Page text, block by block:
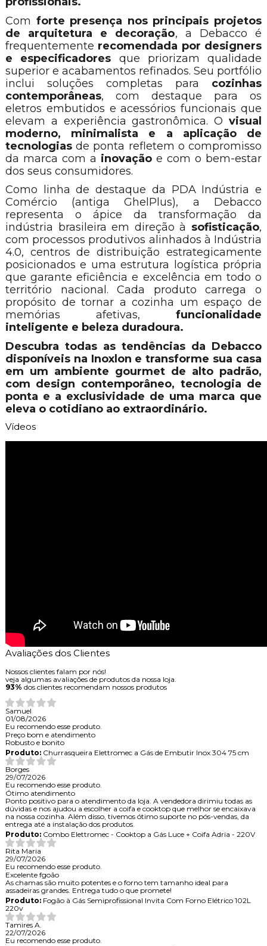
Com forte presença nos principais projetos
de arquitetura e decoração, a Debacco é
frequentemente recomendada por designers
e especificadores que priorizam qualidade
superior e acabamentos refinados. Seu portfólio
inclui soluções completas para cozinhas
contemporâneas, com destaque para os
eletros embutidos e acessórios funcionais que
elevam a experiência gastronômica. Ovisual
moderno, minimalista e a aplicação de
tecnologiasde ponta refletem o compromisso
da marca com a inovação e com o bem-estar
dos seus consumidores.
Como linha de destaque da PDA Indústria e
Comércio (antiga GhelPlus), a Debacco
representa o ápice da transformação da
indústria brasileira em direção à sofisticação,
com processos produtivos alinhados à Indústria
4.0, centros de distribuição estrategicamente
posicionados e uma estrutura logística própria
que garante eficiência e excelência em todo o
território nacional. Cada produto carrega o
propósito de tornar a cozinha um espaço de
memórias afetivas, funcionalidade
inteligente e beleza duradoura.
Descubra todas as tendências da Debacco
disponíveis na Inoxlon e transforme sua casa
em um ambiente gourmet de alto padrão,
com design contemporâneo, tecnologia de
ponta e a exclusividade de uma marca que
eleva o cotidiano ao extraordinário.
Vídeos
Avaliações dos Clientes
Nossos clientes falam por nós!
veja algumas avaliações de produtos da nossa loja.
93% dos clientes recomendam nossos produtos
Samuel
01/08/2026
Eu recomendo esse produto.
Preço bom e atendimento
Robusto e bonito
Produto:Churrasqueira Elettromec a Gás de Embutir Inox 304 75 cm
Borges
29/07/2026
Eu recomendo esse produto.
Ótimo atendimento
Ponto positivo para o atendimento da loja. A vendedora dirimiu todas as
dúvidas e nos ajudou a escolher a coifa e cooktop que melhor se encaixava
na nossa cozinha. Além disso, tivemos ótimo suporte no pós-vendas, da
entrega até a instalação dos produtos.
Produto:Combo Elettromec - Cooktop a Gás Luce + Coifa Adria - 220V
Rita Maria
29/07/2026
Eu recomendo esse produto.
Excelente fgoão
As chamas são muito potentes e o forno tem tamanho ideal para
assadeiras grandes. Entrega tudo o que promete!
Produto:Fogão à Gás Semiprofissional Invita Com Forno Elétrico 102L
220v
Tamires A.
22/07/2026
Eu recomendo esse produto.